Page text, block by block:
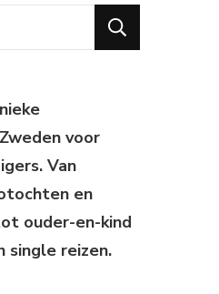
voor
Van
en
ouder-en-kind
single reizen.